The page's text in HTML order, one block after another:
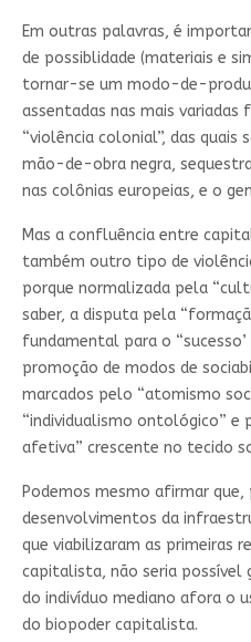
Em outras palavras, é
de possiblidade (materiais e
tornar-se um modo-de-
assentadas nas mais variadas
“violência colonial”, das quais
mão-de-obra negra,
nas colônias europeias, e o
Mas a confluência entre
também outro tipo de
porque normalizada pela
saber, a disputa pela
fundamental para o
promoção de modos de
marcados pelo “atomismo
“individualismo ontológico” e
afetiva” crescente no tecido
Podemos mesmo afirmar que,
desenvolvimentos da
que viabilizaram as primeiras
capitalista, não seria possível
do indivíduo mediano afora o
do biopoder capitalista.